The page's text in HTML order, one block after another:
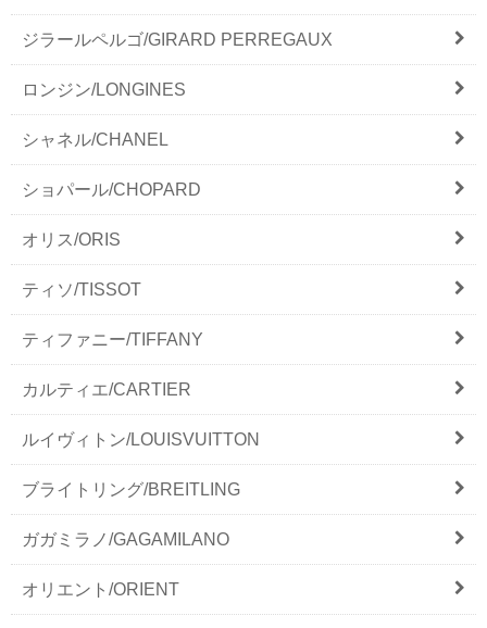
ジラールペルゴ/GIRARD PERREGAUX
ロンジン/LONGINES
シャネル/CHANEL
ショパール/CHOPARD
オリス/ORIS
ティソ/TISSOT
ティファニー/TIFFANY
カルティエ/CARTIER
ルイヴィトン/LOUISVUITTON
ブライトリング/BREITLING
ガガミラノ/GAGAMILANO
オリエント/ORIENT